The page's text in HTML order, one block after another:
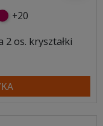
+20
os. kryształki